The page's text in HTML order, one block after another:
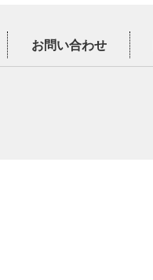
お問い合わせ